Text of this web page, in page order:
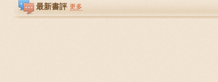
最新書評 更多